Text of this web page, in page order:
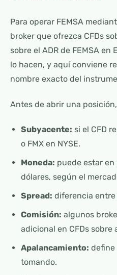
Para operar FEMSA
broker que ofrezca CFDs
sobre el ADR de FEMSA en
lo hacen, y aquí conviene
nombre exacto del
Antes de abrir una
Subyacente: si el CFD
o FMX en NYSE.
Moneda: puede estar en
dólares, según el
Spread: diferencia
Comisión: algunos
adicional en CFDs sobre
Apalancamiento: define
tomando.